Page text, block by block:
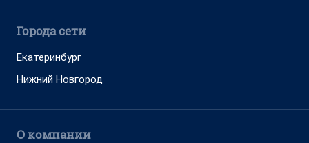
Города сети
Екатеринбург
Нижний Новгород
О компании